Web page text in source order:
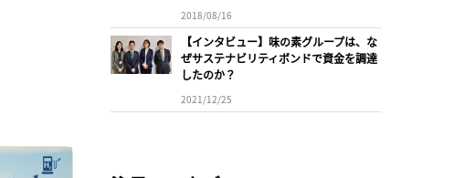
2018/08/16
【インタビュー】味の素グループは、な
ぜサステナビリティボンドで資金を調達
したのか？
2021/12/25